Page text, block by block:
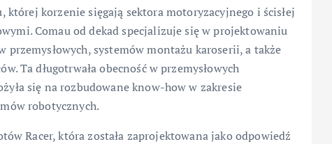
której korzenie sięgają sektora motoryzacyjnego i ścisłej
Comau od dekad specjalizuje się w projektowaniu
systemów montażu karoserii, a także
Ta długotrwała obecność w przemysłowych
się na rozbudowane know-how w zakresie
robotycznych.
Racer, która została zaprojektowana jako odpowiedź